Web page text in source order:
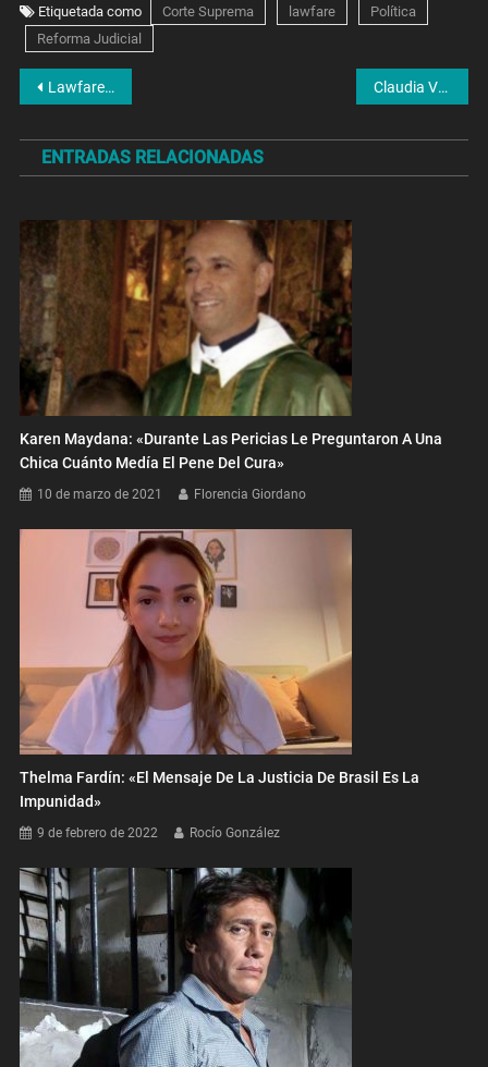
Etiquetada como Corte Suprema lawfare
Política
Reforma Judicial
Navegación
de
entradas
Lawfare: desenredando el entramado Claudia Vásquez Haro, primera Doctora en Comunicación de la comunidad Travesti Trans
ENTRADAS RELACIONADAS
Karen Maydana: «Durante Las Pericias Le Preguntaron A Una
Chica Cuánto Medía El Pene Del Cura»
10 de marzo de 2021 Florencia Giordano
Thelma Fardín: «El Mensaje De La Justicia De Brasil Es La
Impunidad»
9 de febrero de 2022 Rocío González